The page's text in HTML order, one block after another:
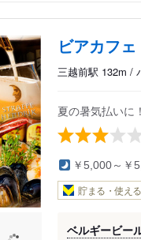
ビアカフ
三越前駅 132m /
夏の暑気払いに
￥5,000～￥
貯まる・使える
ベルギービー